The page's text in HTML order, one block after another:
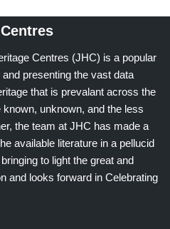
Centres (JHC) is a popular
presenting the vast data
that is prevalant across the
unknown, and the less
the team at JHC has made a
available literature in a pellucid
to light the great and
and looks forward in Celebrating